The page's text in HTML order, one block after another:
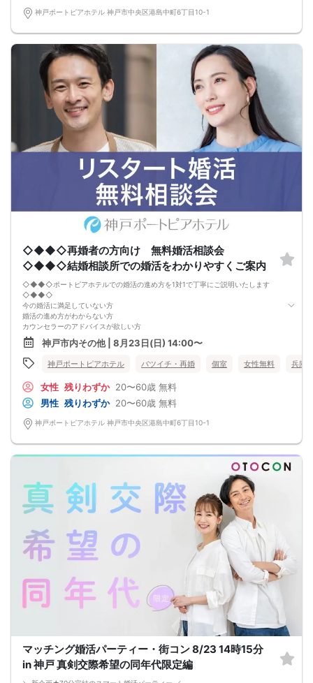
神戸ポートピアホテル 神戸市中央区港島中町6丁目10-1
◇◆◆◇再婚者の方向け 無料婚活相談会
◇◆◆◇結婚相談所での婚活をわかりやすくご案内
◇◆◆◇ポートピアホテルでの婚活の進め方を1対1で丁寧にご説明いたします
◇◆◆◇
今の婚活に満足していない方
婚活の進め方がわからない方
カウンセラーのアドバイスが欲しい方
離婚歴があり婚活に不安を感じている方
真剣に婚活をしている方、これからしたい方でしたらどなたでもお申込みいただ
けます。
2026年8月末まで『婚活応援キャンペーン』実施中！
※その日にお相手を紹介するものではありません。
※婚活を真剣に考えている方向けの内容です。
神戸市内その他 | 8月23日(日) 14:00〜
神戸ポートピアホテル バツイチ・再婚 個室 女性無料 兵庫
女性 残りわずか 20〜60歳 無料
男性 残りわずか 20〜60歳 無料
神戸ポートピアホテル 神戸市中央区港島中町6丁目10-1
マッチング婚活パーティー・街コン 8/23 14時15分
in 神戸 真剣交際希望の同年代限定編